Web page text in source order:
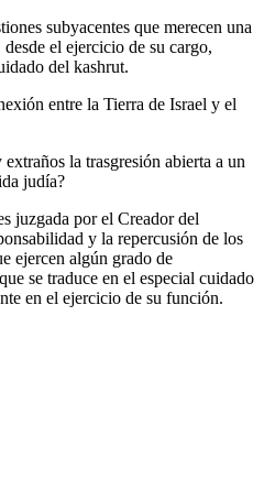
subyacentes que merecen una
el ejercicio de su cargo,
del kashrut.
entre la Tierra de Israel y el
la trasgresión abierta a un
judía?
juzgada por el Creador del
y la repercusión de los
ejercen algún grado de
se traduce en el especial cuidado
en el ejercicio de su función.